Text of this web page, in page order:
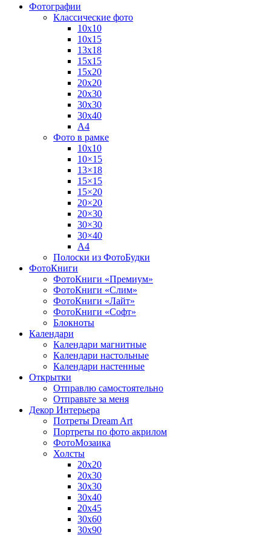
Фотографии
Классические фото
10х10
10х15
13х18
15х15
15х20
20х20
20х30
30х30
30х40
А4
Фото в рамке
10х10
10×15
13×18
15×15
15×20
20×20
20×30
30×30
30×40
A4
Полоски из ФотоБудки
ФотоКниги
ФотоКниги «Премиум»
ФотоКниги «Слим»
ФотоКниги «Лайт»
ФотоКниги «Софт»
Блокноты
Календари
Календари магнитные
Календари настольные
Календари настенные
Открытки
Отправлю самостоятельно
Отправьте за меня
Декор Интерьера
Потреты Dream Art
Портреты по фото акрилом
ФотоМозаика
Холсты
20х20
20х30
30х30
30х40
20х45
30х60
30х90